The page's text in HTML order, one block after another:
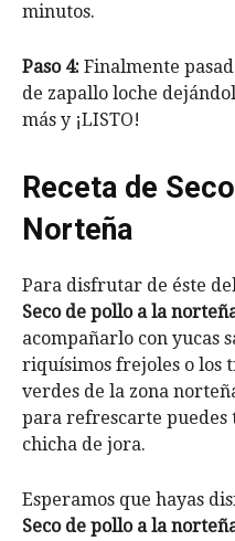
minutos.
Paso 4: Finalmente
de zapallo loche
más y ¡LISTO!
Receta de
Norteña
Para disfrutar de éste
Seco de pollo a la
acompañarlo con yucas
riquísimos frejoles o los
verdes de la zona
para refrescarte puedes
chicha de jora.
Esperamos que hayas
Seco de pollo a la